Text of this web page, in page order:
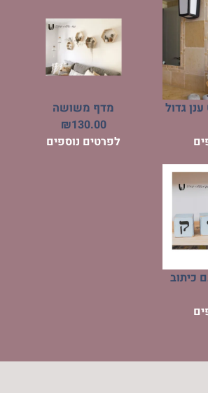
גדול
מדף משושה
₪130.00
לפרטים נוספים